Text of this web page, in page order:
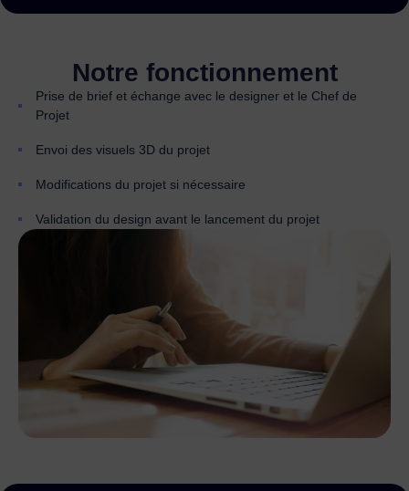
Notre fonctionnement
Prise de brief et échange avec le designer et le Chef de
Projet
Envoi des visuels 3D du projet
Modifications du projet si nécessaire
Validation du design avant le lancement du projet